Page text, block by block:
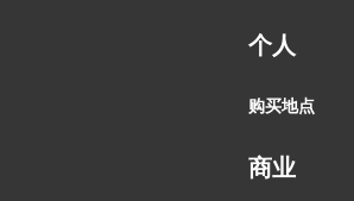
个人
购买地点
商业